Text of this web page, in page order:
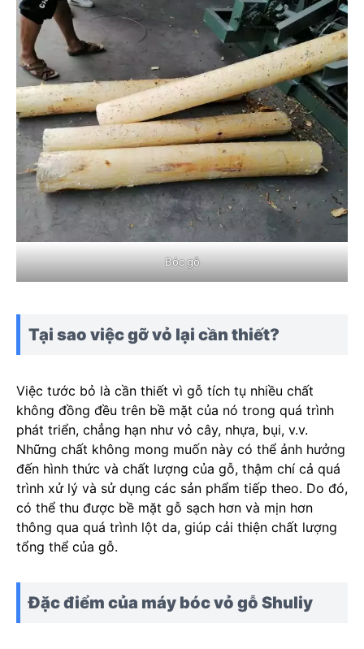
Bóc gỗ
Tại sao việc gỡ vỏ lại cần thiết?
Việc tước bỏ là cần thiết vì gỗ tích tụ nhiều chất
không đồng đều trên bề mặt của nó trong quá trình
phát triển, chẳng hạn như vỏ cây, nhựa, bụi, v.v.
Những chất không mong muốn này có thể ảnh hưởng
đến hình thức và chất lượng của gỗ, thậm chí cả quá
trình xử lý và sử dụng các sản phẩm tiếp theo. Do đó,
có thể thu được bề mặt gỗ sạch hơn và mịn hơn
thông qua quá trình lột da, giúp cải thiện chất lượng
tổng thể của gỗ.
Đặc điểm của máy bóc vỏ gỗ Shuliy